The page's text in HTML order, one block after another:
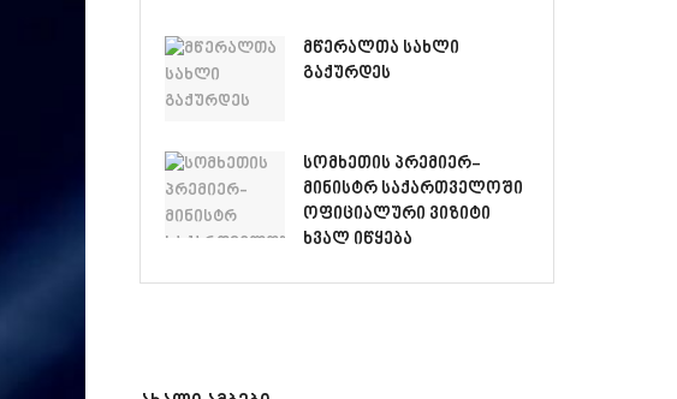
მწერალთა სახლი
გაქურდეს
სომხეთის პრემიერ-
მინისტრ საქართველოში
ოფიციალური ვიზიტი
ხვალ იწყება